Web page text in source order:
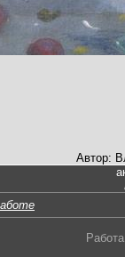
Автор: